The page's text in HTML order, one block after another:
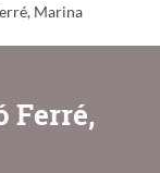
Marina
Ferré,